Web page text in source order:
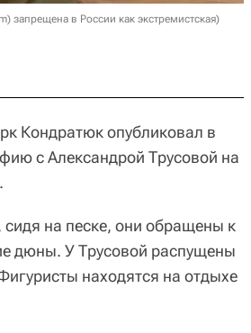
запрещена в России как экстремистская)
Кондратюк опубликовал в
с Александрой Трусовой на
на песке, они обращены к
дюны. У Трусовой распущены
находятся на отдыхе